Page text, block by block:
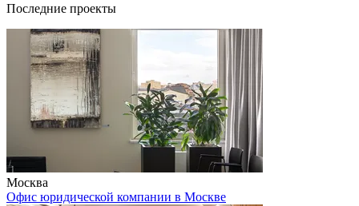
Последние проекты
Москва
Офис юридической компании в Москве